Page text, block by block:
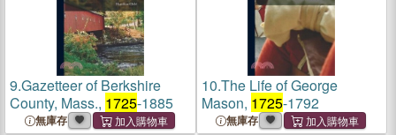
9.Gazetteer of Berkshire
County, Mass., 1725-1885
無庫存
10.The Life of George
Mason, 1725-1792
無庫存